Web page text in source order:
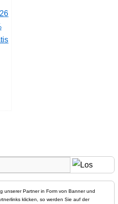
unserer Partner in Form von Banner und
klicken, so werden Sie auf der